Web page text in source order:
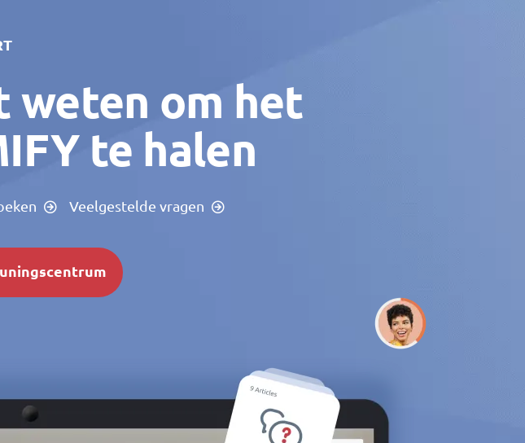
weten om het
te halen
Veelgestelde vragen